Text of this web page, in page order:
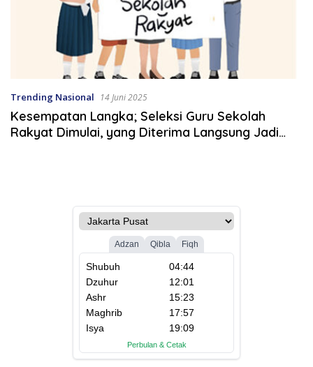
Trending Nasional 14 Juni 2025
Kesempatan Langka; Seleksi Guru Sekolah
Rakyat Dimulai, yang Diterima Langsung Jadi